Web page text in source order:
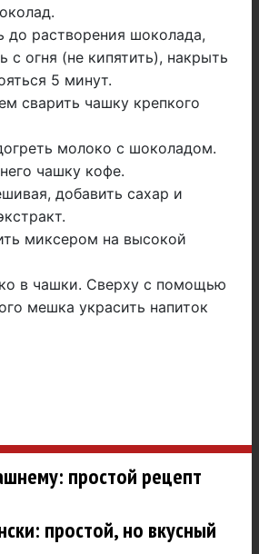
до растворения шоколада,
с огня (не кипятить), накрыть
5 минут.
сварить чашку крепкого
молоко с шоколадом.
чашку кофе.
добавить сахар и
миксером на высокой
в чашки. Сверху с помощью
мешка украсить напиток
простой рецепт
простой, но вкусный